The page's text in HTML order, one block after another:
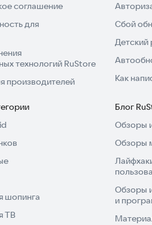
соглашение
для
технологий RuStore
производителей
Сбой
Как
шопинга
ТВ
Блог
Обзоры
Обзоры
Обзоры
и